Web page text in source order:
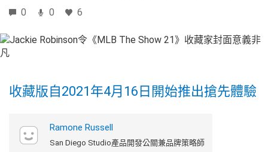
0 0 6
收藏版自2021年4月16日開始推出搶先體驗
Ramone Russell
San Diego Studio產品開發公關兼品牌策略師